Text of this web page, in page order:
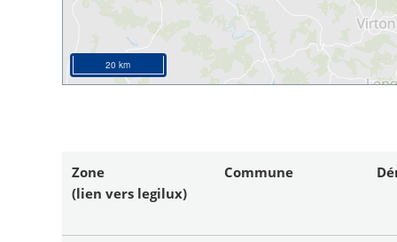
20 km
Zone
(lien vers legilux)
Commune